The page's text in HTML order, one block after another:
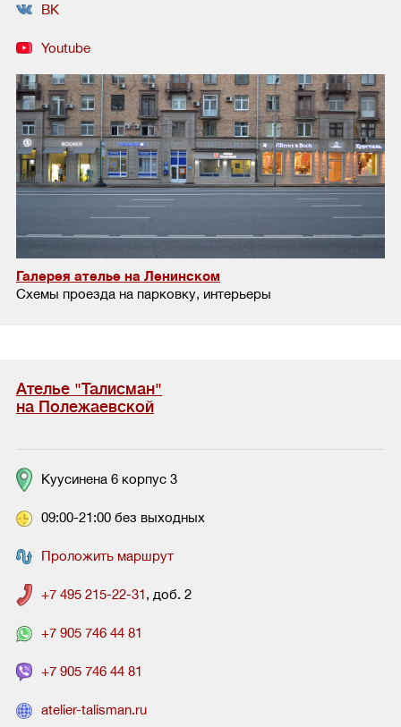
ВК
Youtube
Галерея ателье на Ленинском
Схемы проезда на парковку, интерьеры
Ателье "Талисман"
на Полежаевской
Куусинена 6 корпус 3
09:00-21:00 без выходных
Проложить маршрут
+7 495 215-22-31, доб. 2
+7 905 746 44 81
+7 905 746 44 81
atelier-talisman.ru